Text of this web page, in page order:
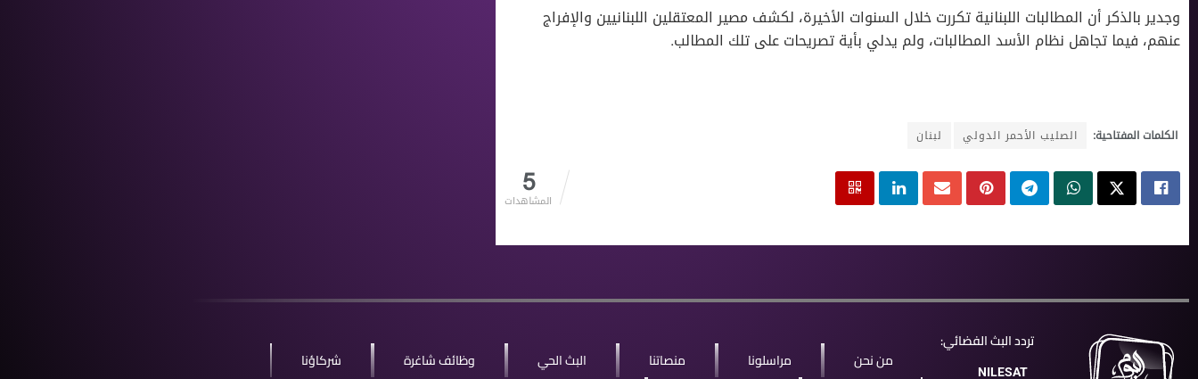
وجدير بالذكر أن المطالبات اللبنانية تكررت خلال السنوات الأخيرة، لكشف مصير المعتقلين اللبنانيين والإفراج
عنهم، فيما تجاهل نظام الأسد المطالبات، ولم يدلي بأية تصريحات على تلك المطالب.
الكلمات المفتاحية: الصليب الأحمر الدولي لبنان
5
المشاهدات
تردد البث الفضائي:
NILESAT من نحن مراسلونا منصاتنا البث الحي وظائف شاغرة شركاؤنا